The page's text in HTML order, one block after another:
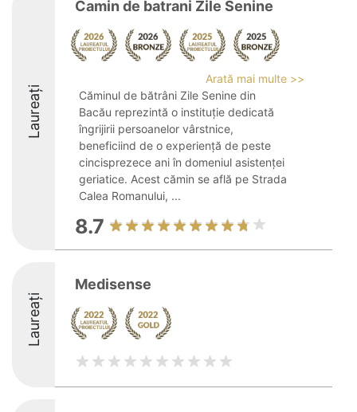
Laureați
Camin de batrani Zile Senine
Arată mai multe >>
Căminul de bătrâni Zile Senine din
Bacău reprezintă o instituție dedicată
îngrijirii persoanelor vârstnice,
beneficiind de o experiență de peste
cincisprezece ani în domeniul asistenței
geriatice. Acest cămin se află pe Strada
Calea Romanului, ...
8.7
Laureați
Medisense